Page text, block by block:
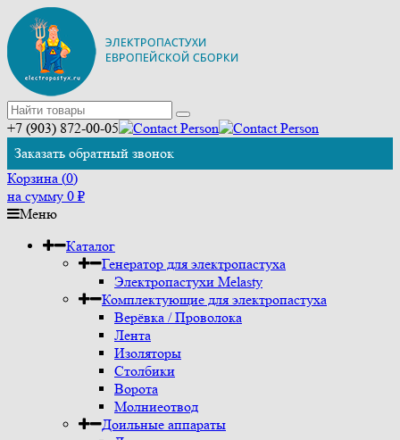
+7 (903) 872-00-05
Заказать обратный звонок
Корзина (0)
на сумму 0 ₽
Меню
Каталог
Генератор для электропастуха
Электропастухи Melasty
Комплектующие для электропастуха
Верёвка / Проволока
Лента
Изоляторы
Столбики
Ворота
Молниеотвод
Доильные аппараты